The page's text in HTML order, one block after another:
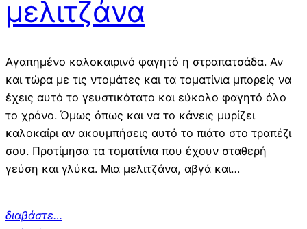
μελιτζάνα
Αγαπημένο καλοκαιρινό φαγητό η στραπατσάδα. Αν
και τώρα με τις ντομάτες και τα τοματίνια μπορείς να
έχεις αυτό το γευστικότατο και εύκολο φαγητό όλο
το χρόνο. Όμως όπως και να το κάνεις μυρίζει
καλοκαίρι αν ακουμπήσεις αυτό το πιάτο στο τραπέζι
σου. Προτίμησα τα τοματίνια που έχουν σταθερή
γεύση και γλύκα. Μια μελιτζάνα, αβγά και…
διαβάστε…